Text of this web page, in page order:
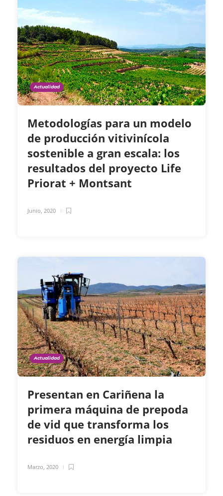
Actualidad
Metodologías para un modelo
de producción vitivinícola
sostenible a gran escala: los
resultados del proyecto Life
Priorat + Montsant
Junio, 2020
Actualidad
Presentan en Cariñena la
primera máquina de prepoda
de vid que transforma los
residuos en energía limpia
Marzo, 2020